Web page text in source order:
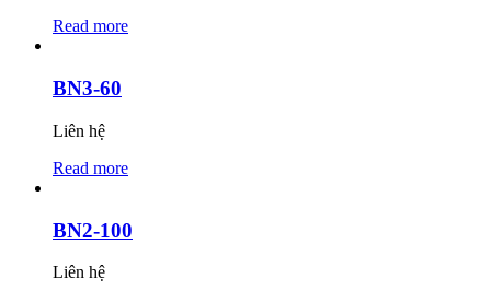
Read more
BN3-60
Liên hệ
Read more
BN2-100
Liên hệ